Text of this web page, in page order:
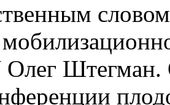
Штегман.